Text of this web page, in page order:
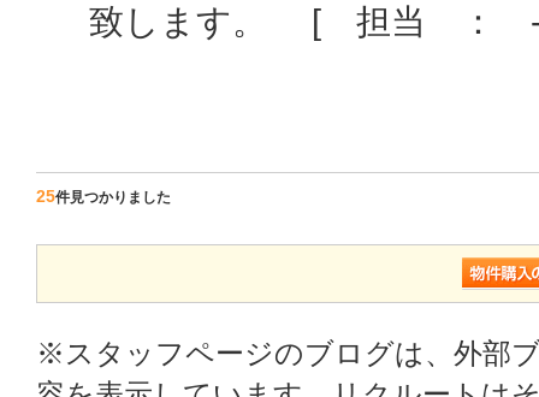
致します。 [ 担当 ：
25件見つかりました
※スタッフページのブログは、外部